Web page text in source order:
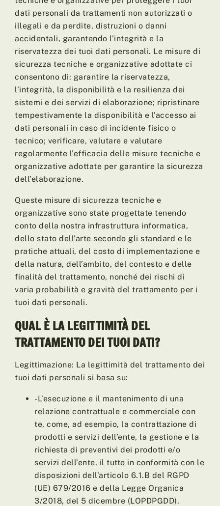
dati personali da trattamenti non autorizzati o
illegali e da perdite, distruzioni o danni
accidentali, garantendo l’integrità e la
riservatezza dei tuoi dati personali. Le misure di
sicurezza tecniche e organizzative adottate ci
consentono di: garantire la riservatezza,
l’integrità, la disponibilità e la resilienza dei
sistemi e dei servizi di elaborazione; ripristinare
tempestivamente la disponibilità e l’accesso ai
dati personali in caso di incidente fisico o
tecnico; verificare, valutare e valutare
regolarmente l’efficacia delle misure tecniche e
organizzative adottate per garantire la sicurezza
dell’elaborazione.
Queste misure di sicurezza tecniche e
organizzative sono state progettate tenendo
conto della nostra infrastruttura informatica,
dello stato dell’arte secondo gli standard e le
pratiche attuali, del costo di implementazione e
della natura, dell’ambito, del contesto e delle
finalità del trattamento, nonché dei rischi di
varia probabilità e gravità del trattamento per i
tuoi dati personali.
QUAL È LA LEGITTIMITÀ DEL
TRATTAMENTO DEI TUOI DATI?
Legittimazione: La legittimità del trattamento dei
tuoi dati personali si basa su:
-L’esecuzione e il mantenimento di una
relazione contrattuale e commerciale con
te, come, ad esempio, la contrattazione di
prodotti e servizi dell’ente, la gestione e la
richiesta di preventivi dei prodotti e/o
servizi dell’ente, il tutto in conformità con le
disposizioni dell’articolo 6.1.B del RGPD
(UE) 679/2016 e della Legge Organica
3/2018, del 5 dicembre (LOPDPGDD).